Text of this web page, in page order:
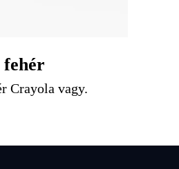
fehér
Crayola vagy.